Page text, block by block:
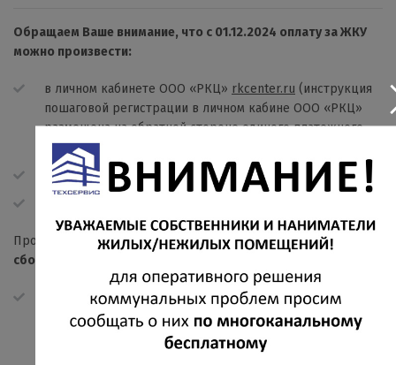
Обращаем Ваше внимание, что c 01.12.2024 оплату за ЖКУ
можно произвести:
в личном кабинете ООО «РКЦ» rkcenter.ru (инструкция
пошаговой регистрации в личном кабине ООО «РКЦ»
размещена на обратной стороне единого платежного
документа);
по указанному в едином платежном документе QR-коду;
Произвести оплату за жилищно-коммунальные услуги
сбором комиссии
в любом отделении банка по реквизитам указанным в
ЕПД (реквизиты ООО «РКЦ» или реквизиты ООО